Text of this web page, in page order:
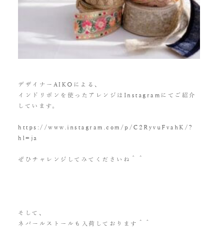
デザイナーAIKOによる、
インドリボンを使ったアレンジはInstagramにてご紹介
しています。
https://www.instagram.com/p/C2RyvuFvahK/?
hl=ja
ぜひチャレンジしてみてくださいね＾＾
そして、
ネパールストールも入荷しております＾＾